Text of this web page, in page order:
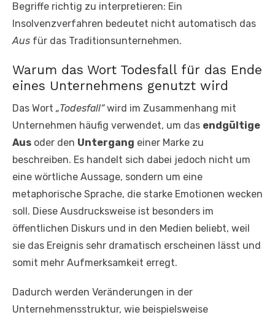
Begriffe richtig zu interpretieren: Ein
Insolvenzverfahren bedeutet nicht automatisch das
Aus für das Traditionsunternehmen.
Warum das Wort Todesfall für das Ende
eines Unternehmens genutzt wird
Das Wort „Todesfall“wird im Zusammenhang mit
Unternehmen häufig verwendet, um das endgültige
Aus oder den Untergang einer Marke zu
beschreiben. Es handelt sich dabei jedoch nicht um
eine wörtliche Aussage, sondern um eine
metaphorische Sprache, die starke Emotionen wecken
soll. Diese Ausdrucksweise ist besonders im
öffentlichen Diskurs und in den Medien beliebt, weil
sie das Ereignis sehr dramatisch erscheinen lässt und
somit mehr Aufmerksamkeit erregt.
Dadurch werden Veränderungen in der
Unternehmensstruktur, wie beispielsweise